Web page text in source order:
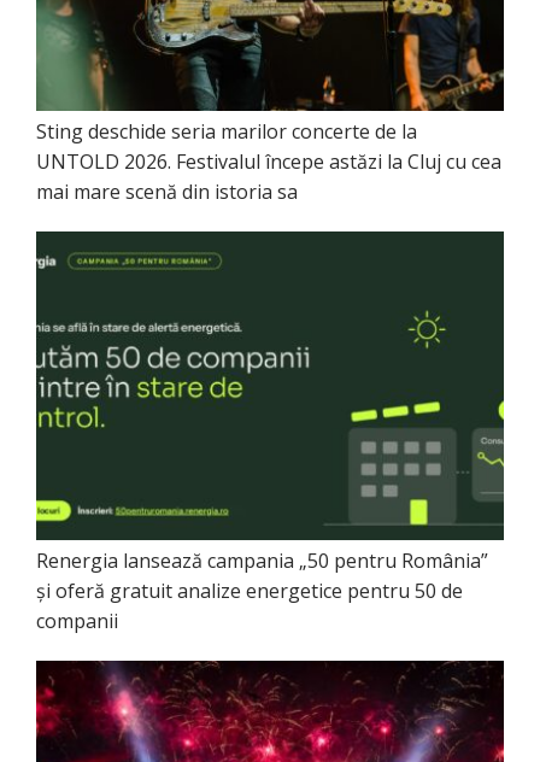
Sting deschide seria marilor concerte de la
UNTOLD 2026. Festivalul începe astăzi la Cluj cu cea
mai mare scenă din istoria sa
Renergia lansează campania „50 pentru România”
și oferă gratuit analize energetice pentru 50 de
companii